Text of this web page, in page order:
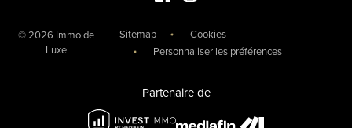
© 2026 Immo de
Luxe
Sitemap
Cookies
Personnaliser les préférences
Partenaire de